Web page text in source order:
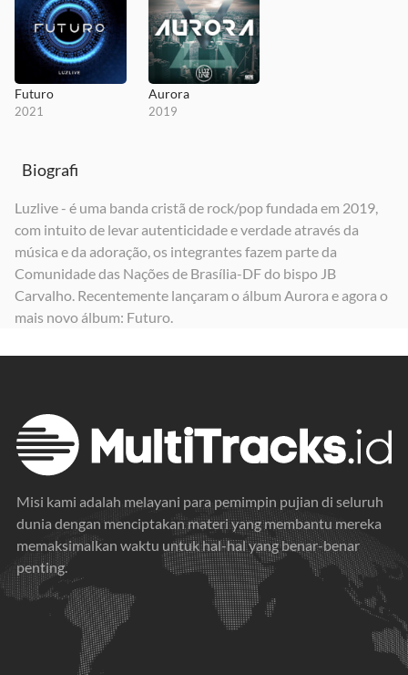
Futuro
2021
Aurora
2019
Biografi
Luzlive - é uma banda cristã de rock/pop fundada em 2019,
com intuito de levar autenticidade e verdade através da
música e da adoração, os integrantes fazem parte da
Comunidade das Nações de Brasília-DF do bispo JB
Carvalho. Recentemente lançaram o álbum Aurora e agora o
mais novo álbum: Futuro.
Misi kami adalah melayani para pemimpin pujian di seluruh
dunia dengan menciptakan materi yang membantu mereka
memaksimalkan waktu untuk hal-hal yang benar-benar
penting.